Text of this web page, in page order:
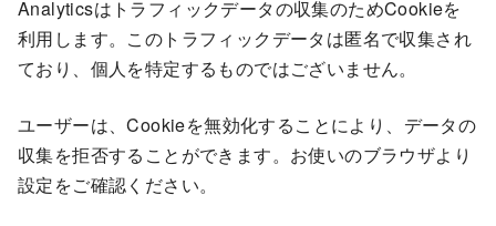
Analyticsはトラフィックデータの収集のためCookieを
利用します。このトラフィックデータは匿名で収集され
ており、個人を特定するものではございません。
ユーザーは、Cookieを無効化することにより、データの
収集を拒否することができます。お使いのブラウザより
設定をご確認ください。